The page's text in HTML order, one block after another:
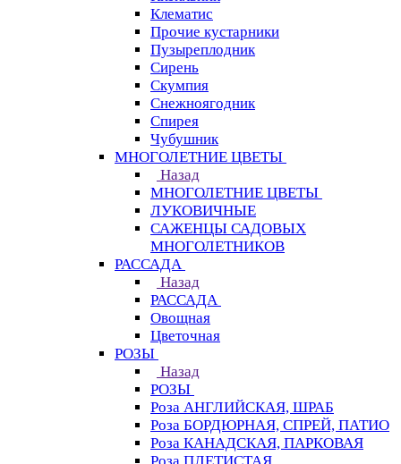
Клематис
Прочие кустарники
Пузыреплодник
Сирень
Скумпия
Снежноягодник
Спирея
Чубушник
МНОГОЛЕТНИЕ ЦВЕТЫ
Назад
МНОГОЛЕТНИЕ ЦВЕТЫ
ЛУКОВИЧНЫЕ
САЖЕНЦЫ САДОВЫХ
МНОГОЛЕТНИКОВ
РАССАДА
Назад
РАССАДА
Овощная
Цветочная
РОЗЫ
Назад
РОЗЫ
Роза АНГЛИЙСКАЯ, ШРАБ
Роза БОРДЮРНАЯ, СПРЕЙ, ПАТИО
Роза КАНАДСКАЯ, ПАРКОВАЯ